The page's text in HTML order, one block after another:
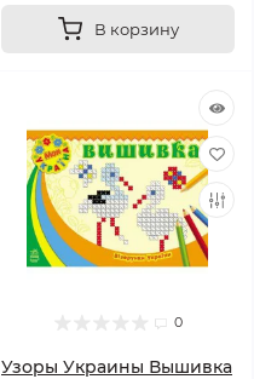
В корзину
0
Узоры Украины Вышивка